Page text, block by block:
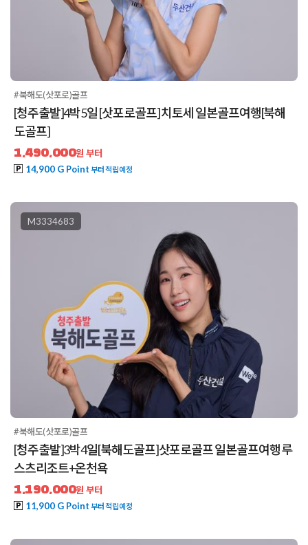
#북해도(삿포로)골프
[청주출발]4박5일 [삿포로골프] 치토세 일본골프여행[북해
도골프]
1,490,000원 부터
14,900 G Point 부터 적립예정
M3334683
#북해도(삿포로)골프
[청주출발]3박4일[북해도골프]삿포로골프 일본골프여행 루
스츠리조트+온천욕
1,190,000원 부터
11,900 G Point 부터 적립예정